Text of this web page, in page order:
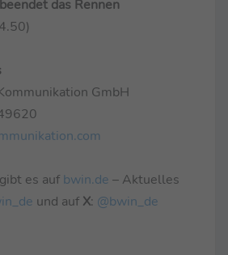
das Rennen
GmbH
gibt es auf bwin.de – Aktuelles
und auf X: @bwin_de